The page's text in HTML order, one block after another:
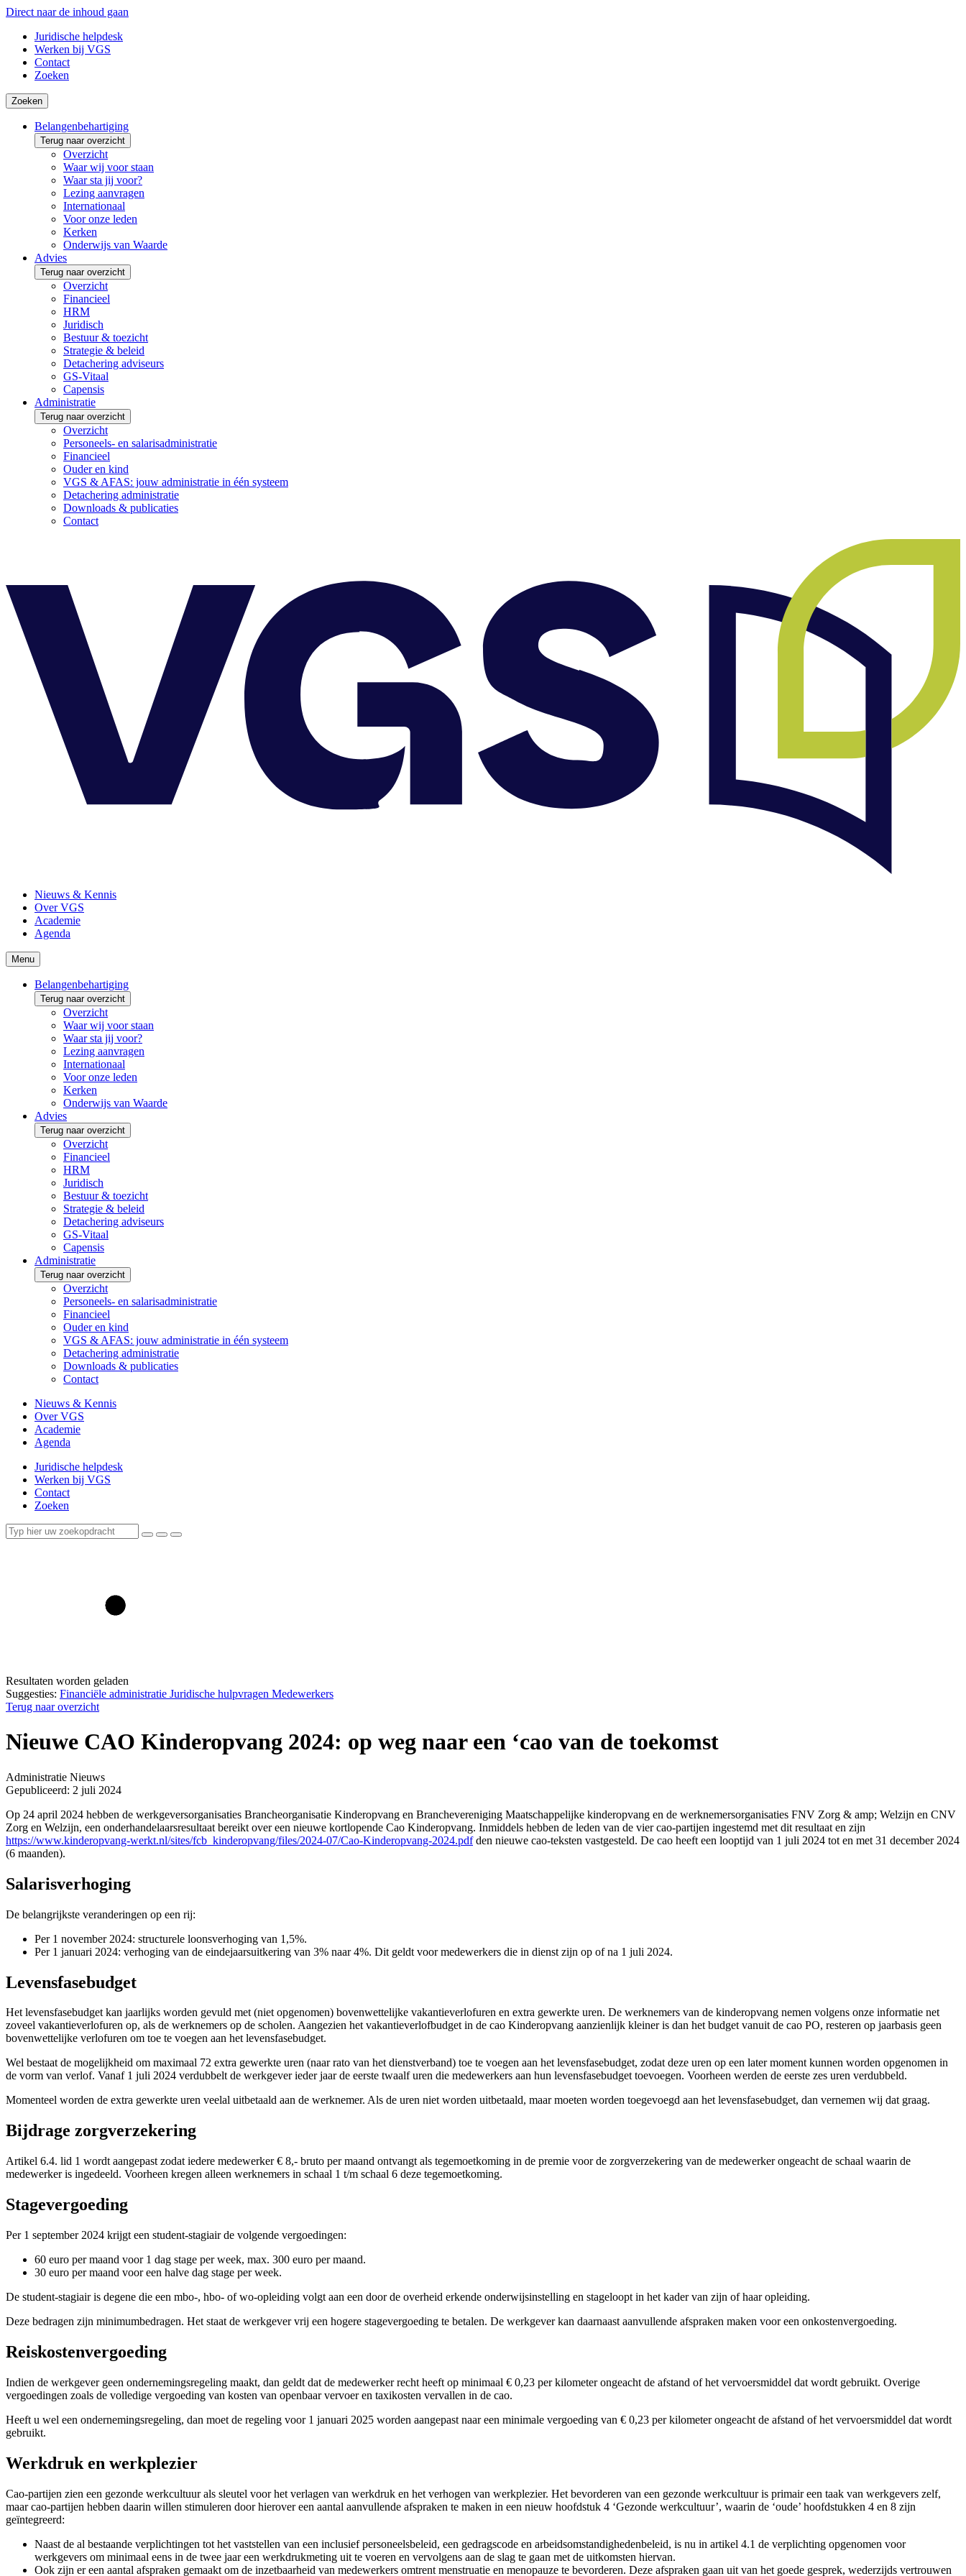
Direct naar de inhoud gaan
Juridische helpdesk
Werken bij VGS
Contact
Zoeken
Zoeken
Belangenbehartiging
Terug naar overzicht
Overzicht
Waar wij voor staan
Waar sta jij voor?
Lezing aanvragen
Internationaal
Voor onze leden
Kerken
Onderwijs van Waarde
Advies
Terug naar overzicht
Overzicht
Financieel
HRM
Juridisch
Bestuur & toezicht
Strategie & beleid
Detachering adviseurs
GS-Vitaal
Capensis
Administratie
Terug naar overzicht
Overzicht
Personeels- en salarisadministratie
Financieel
Ouder en kind
VGS & AFAS: jouw administratie in één systeem
Detachering administratie
Downloads & publicaties
Contact
Nieuws & Kennis
Over VGS
Academie
Agenda
Menu
Belangenbehartiging
Terug naar overzicht
Overzicht
Waar wij voor staan
Waar sta jij voor?
Lezing aanvragen
Internationaal
Voor onze leden
Kerken
Onderwijs van Waarde
Advies
Terug naar overzicht
Overzicht
Financieel
HRM
Juridisch
Bestuur & toezicht
Strategie & beleid
Detachering adviseurs
GS-Vitaal
Capensis
Administratie
Terug naar overzicht
Overzicht
Personeels- en salarisadministratie
Financieel
Ouder en kind
VGS & AFAS: jouw administratie in één systeem
Detachering administratie
Downloads & publicaties
Contact
Nieuws & Kennis
Over VGS
Academie
Agenda
Juridische helpdesk
Werken bij VGS
Contact
Zoeken
Resultaten worden geladen
Suggesties: Financiële administratie Juridische hulpvragen Medewerkers
Terug naar overzicht
Nieuwe CAO Kinderopvang 2024: op weg naar een ‘cao van de toekomst
Administratie Nieuws
Gepubliceerd: 2 juli 2024
Op 24 april 2024 hebben de werkgeversorganisaties Brancheorganisatie Kinderopvang en Branchevereniging Maatschappelijke kinderopvang en de werknemersorganisaties FNV Zorg & amp; Welzijn en CNV
Zorg en Welzijn, een onderhandelaarsresultaat bereikt over een nieuwe kortlopende Cao Kinderopvang. Inmiddels hebben de leden van de vier cao-partijen ingestemd met dit resultaat en zijn
https://www.kinderopvang-werkt.nl/sites/fcb_kinderopvang/files/2024-07/Cao-Kinderopvang-2024.pdfden nieuwe cao-teksten vastgesteld. De cao heeft een looptijd van 1 juli 2024 tot en met 31 december 2024
(6 maanden).
Salarisverhoging
De belangrijkste veranderingen op een rij:
Per 1 november 2024: structurele loonsverhoging van 1,5%.
Per 1 januari 2024: verhoging van de eindejaarsuitkering van 3% naar 4%. Dit geldt voor medewerkers die in dienst zijn op of na 1 juli 2024.
Levensfasebudget
Het levensfasebudget kan jaarlijks worden gevuld met (niet opgenomen) bovenwettelijke vakantieverlofuren en extra gewerkte uren. De werknemers van de kinderopvang nemen volgens onze informatie net
zoveel vakantieverlofuren op, als de werknemers op de scholen. Aangezien het vakantieverlofbudget in de cao Kinderopvang aanzienlijk kleiner is dan het budget vanuit de cao PO, resteren op jaarbasis geen
bovenwettelijke verlofuren om toe te voegen aan het levensfasebudget.
Wel bestaat de mogelijkheid om maximaal 72 extra gewerkte uren (naar rato van het dienstverband) toe te voegen aan het levensfasebudget, zodat deze uren op een later moment kunnen worden opgenomen in
de vorm van verlof. Vanaf 1 juli 2024 verdubbelt de werkgever ieder jaar de eerste twaalf uren die medewerkers aan hun levensfasebudget toevoegen. Voorheen werden de eerste zes uren verdubbeld.
Momenteel worden de extra gewerkte uren veelal uitbetaald aan de werknemer. Als de uren niet worden uitbetaald, maar moeten worden toegevoegd aan het levensfasebudget, dan vernemen wij dat graag.
Bijdrage zorgverzekering
Artikel 6.4. lid 1 wordt aangepast zodat iedere medewerker € 8,- bruto per maand ontvangt als tegemoetkoming in de premie voor de zorgverzekering van de medewerker ongeacht de schaal waarin de
medewerker is ingedeeld. Voorheen kregen alleen werknemers in schaal 1 t/m schaal 6 deze tegemoetkoming.
Stagevergoeding
Per 1 september 2024 krijgt een student-stagiair de volgende vergoedingen:
60 euro per maand voor 1 dag stage per week, max. 300 euro per maand.
30 euro per maand voor een halve dag stage per week.
De student-stagiair is degene die een mbo-, hbo- of wo-opleiding volgt aan een door de overheid erkende onderwijsinstelling en stageloopt in het kader van zijn of haar opleiding.
Deze bedragen zijn minimumbedragen. Het staat de werkgever vrij een hogere stagevergoeding te betalen. De werkgever kan daarnaast aanvullende afspraken maken voor een onkostenvergoeding.
Reiskostenvergoeding
Indien de werkgever geen ondernemingsregeling maakt, dan geldt dat de medewerker recht heeft op minimaal € 0,23 per kilometer ongeacht de afstand of het vervoersmiddel dat wordt gebruikt. Overige
vergoedingen zoals de volledige vergoeding van kosten van openbaar vervoer en taxikosten vervallen in de cao.
Heeft u wel een ondernemingsregeling, dan moet de regeling voor 1 januari 2025 worden aangepast naar een minimale vergoeding van € 0,23 per kilometer ongeacht de afstand of het vervoersmiddel dat wordt
gebruikt.
Werkdruk en werkplezier
Cao-partijen zien een gezonde werkcultuur als sleutel voor het verlagen van werkdruk en het verhogen van werkplezier. Het bevorderen van een gezonde werkcultuur is primair een taak van werkgevers zelf,
maar cao-partijen hebben daarin willen stimuleren door hierover een aantal aanvullende afspraken te maken in een nieuw hoofdstuk 4 ‘Gezonde werkcultuur’, waarin de ‘oude’ hoofdstukken 4 en 8 zijn
geïntegreerd:
Naast de al bestaande verplichtingen tot het vaststellen van een inclusief personeelsbeleid, een gedragscode en arbeidsomstandighedenbeleid, is nu in artikel 4.1 de verplichting opgenomen voor
werkgevers om minimaal eens in de twee jaar een werkdrukmeting uit te voeren en vervolgens aan de slag te gaan met de uitkomsten hiervan.
Ook zijn er een aantal afspraken gemaakt om de inzetbaarheid van medewerkers omtrent menstruatie en menopauze te bevorderen. Deze afspraken gaan uit van het goede gesprek, wederzijds vertrouwen